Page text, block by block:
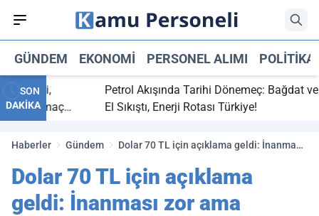
GÜNDEM EKONOMI PERSONEL ALIMI POLITIKA
SON
DAKİKA
bitti,
maç
Petrol Akışında Tarihi Dönemeç: Bağdat ve
El Sıkıştı, Enerji Rotası Türkiye!
Haberler Gündem
Dolar 70 TL için açıklama geldi: İnanması
Dolar 70 TL için açıklama
geldi: İnanması zor ama